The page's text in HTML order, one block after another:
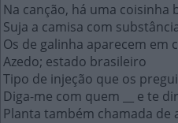
Na canção, há uma coisinha
Suja a camisa com
Os de galinha aparecem em
Azedo; estado brasileiro
Tipo de injeção que os
Diga-me com quem __ e te
Planta também chamada de